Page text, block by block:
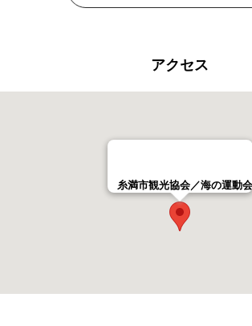
アクセス
糸満市観光協会／海の運動会